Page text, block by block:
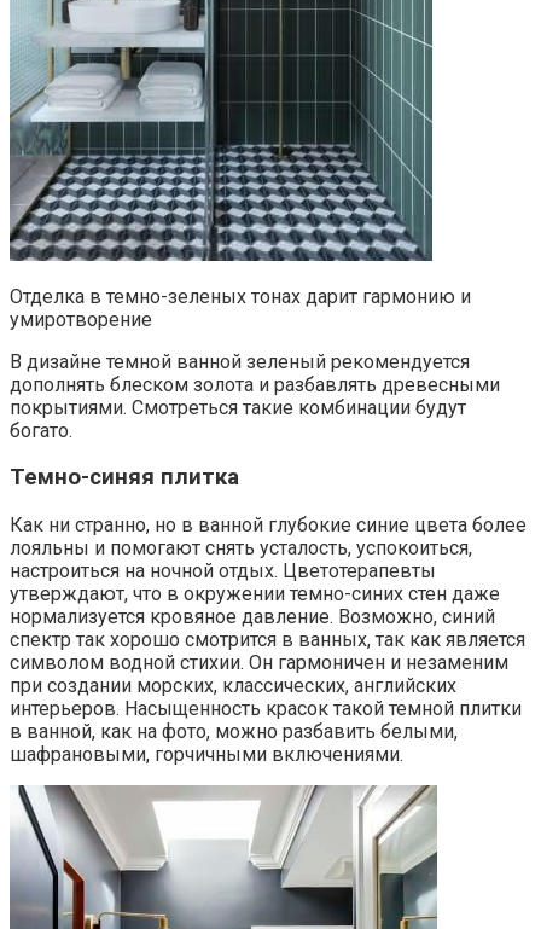
Отделка в темно-зеленых тонах дарит гармонию и
умиротворение
В дизайне темной ванной зеленый рекомендуется
дополнять блеском золота и разбавлять древесными
покрытиями. Смотреться такие комбинации будут
богато.
Темно-синяя плитка
Как ни странно, но в ванной глубокие синие цвета более
лояльны и помогают снять усталость, успокоиться,
настроиться на ночной отдых. Цветотерапевты
утверждают, что в окружении темно-синих стен даже
нормализуется кровяное давление. Возможно, синий
спектр так хорошо смотрится в ванных, так как является
символом водной стихии. Он гармоничен и незаменим
при создании морских, классических, английских
интерьеров. Насыщенность красок такой темной плитки
в ванной, как на фото, можно разбавить белыми,
шафрановыми, горчичными включениями.